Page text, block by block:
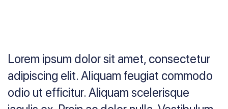
Lorem ipsum dolor sit amet, consectetur
adipiscing elit. Aliquam feugiat commodo
odio ut efficitur. Aliquam scelerisque